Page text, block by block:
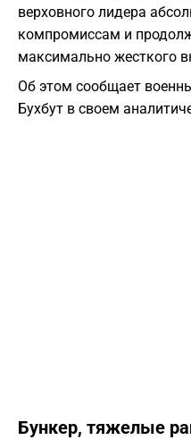
верховного лидера
компромиссам и
максимально жесткого
Об этом сообщает
Бухбут в своем
Бункер, тяжелые